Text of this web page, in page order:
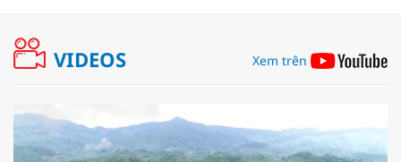
VIDEOS Xem trên